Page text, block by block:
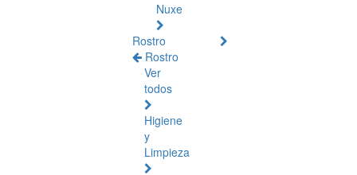
Nuxe
Rostro
Rostro
Ver
todos
Higiene
y
Limpieza